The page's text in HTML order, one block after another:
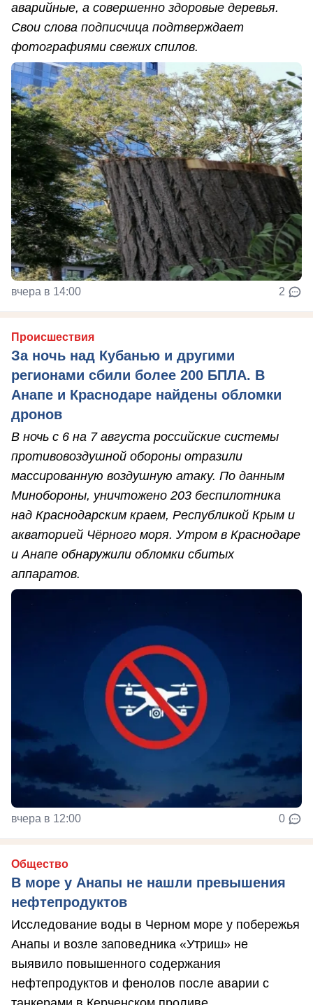
аварийные, а совершенно здоровые деревья.
Свои слова подписчица подтверждает
фотографиями свежих спилов.
вчера в 14:00 2
Происшествия
За ночь над Кубанью и другими
регионами сбили более 200 БПЛА. В
Анапе и Краснодаре найдены обломки
дронов
В ночь с 6 на 7 августа российские системы
противовоздушной обороны отразили
массированную воздушную атаку. По данным
Минобороны, уничтожено 203 беспилотника
над Краснодарским краем, Республикой Крым и
акваторией Чёрного моря. Утром в Краснодаре
и Анапе обнаружили обломки сбитых
аппаратов.
вчера в 12:00 0
Общество
В море у Анапы не нашли превышения
нефтепродуктов
Исследование воды в Черном море у побережья
Анапы и возле заповедника «Утриш» не
выявило повышенного содержания
нефтепродуктов и фенолов после аварии с